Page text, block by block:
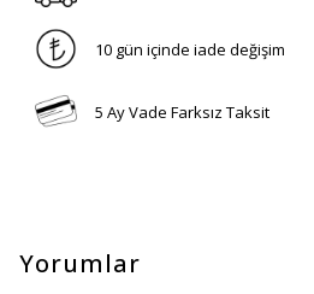
10 gün içinde iade değişim
5 Ay Vade Farksız Taksit
Yorumlar